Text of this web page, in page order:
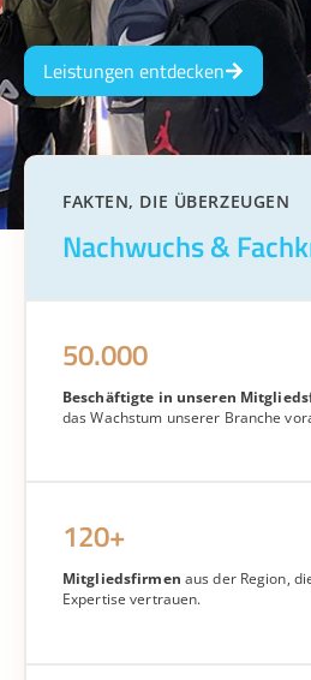
Leistungen entdecken
FAKTEN, DIE ÜBERZEUGEN
Nachwuchs &
50.000
Beschäftigte in unseren
das Wachstum unserer Branche
120+
Mitgliedsfirmen aus der Region,
Expertise vertrauen.